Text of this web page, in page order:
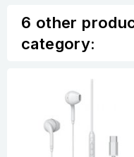
6 other
category: